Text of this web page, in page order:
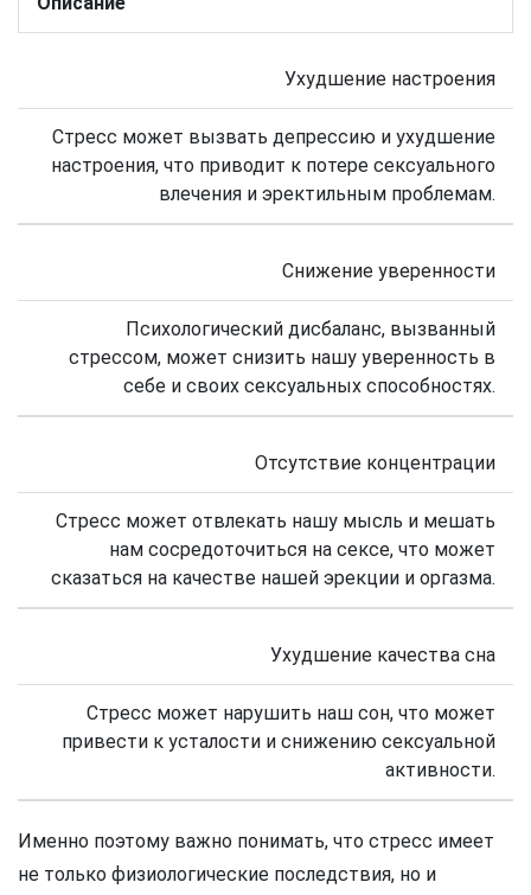
Ухудшение настроения
Стресс может вызвать депрессию и ухудшение
настроения, что приводит к потере сексуального
влечения и эректильным проблемам.
Снижение уверенности
Психологический дисбаланс, вызванный
стрессом, может снизить нашу уверенность в
себе и своих сексуальных способностях.
Отсутствие концентрации
Стресс может отвлекать нашу мысль и мешать
нам сосредоточиться на сексе, что может
сказаться на качестве нашей эрекции и оргазма.
Ухудшение качества сна
Стресс может нарушить наш сон, что может
привести к усталости и снижению сексуальной
активности.
Именно поэтому важно понимать, что стресс имеет
не только физиологические последствия, но и